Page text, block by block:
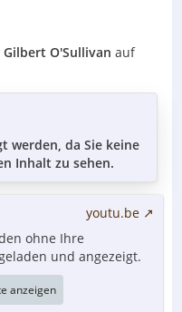
Gilbert O'Sullivan auf
werden, da Sie keine
Inhalt zu sehen.
youtu.be
ohne Ihre
und angezeigt.
anzeigen